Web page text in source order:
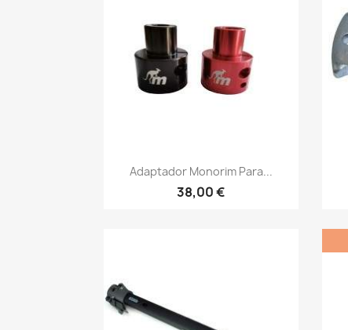
Vista rápida
Adaptador Monorim Para...
38,00 €